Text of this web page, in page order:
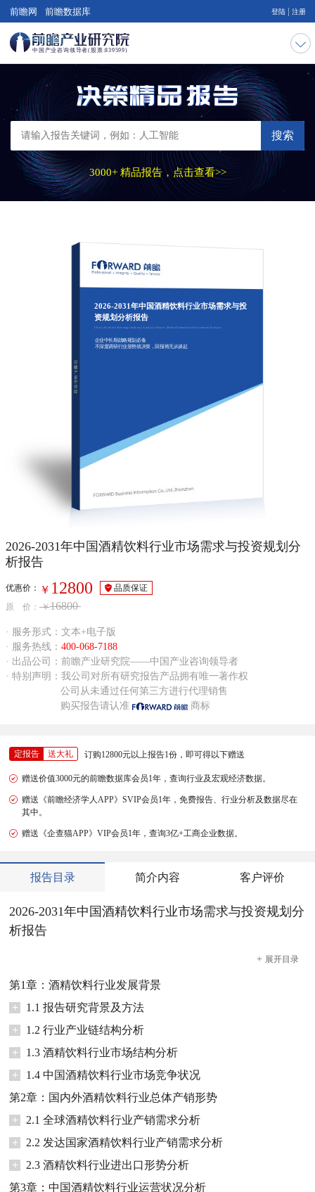
前瞻网 前瞻数据库 登陆 注册
搜索
3000+ 精品报告，点击查看>>
2026-2031年中国酒精饮料行业市场需求与投
资规划分析报告
China Alcoholic Beverage Industry Analysis Report, Market Demand and Investment Forecast
企业中长期战略规划必备
不深度调研行业形势就决策，回报将无从谈起
2026-2031年中国酒精饮料行业市场需求与投资规划分
析报告
优惠价： ￥ 12800
品质保证
原 价： ￥16800
· 服务形式：文本+电子版
· 服务热线： 400-068-7188
· 出品公司：前瞻产业研究院——中国产业咨询领导者
· 特别声明：我公司对所有研究报告产品拥有唯一著作权
公司从未通过任何第三方进行代理销售
购买报告请认准
商标
定报告 送大礼 订购12800元以上报告1份，即可得以下赠送
赠送价值3000元的前瞻数据库会员1年，查询行业及宏观经济数据。
赠送《前瞻经济学人APP》SVIP会员1年，免费报告、行业分析及数据尽在
其中。
赠送《企查猫APP》VIP会员1年，查询3亿+工商企业数据。
报告目录 简介内容 客户评价
2026-2031年中国酒精饮料行业市场需求与投资规划分
析报告
+ 展开目录
第1章：酒精饮料行业发展背景
+
1.1 报告研究背景及方法
+
1.2 行业产业链结构分析
+
1.3 酒精饮料行业市场结构分析
+
1.4 中国酒精饮料行业市场竞争状况
第2章：国内外酒精饮料行业总体产销形势
+
2.1 全球酒精饮料行业产销需求分析
+
2.2 发达国家酒精饮料行业产销需求分析
+
2.3 酒精饮料行业进出口形势分析
第3章：中国酒精饮料行业运营状况分析